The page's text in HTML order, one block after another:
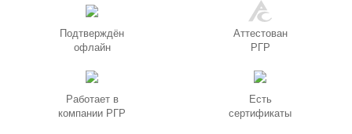
Подтверждён
офлайн
Аттестован
РГР
Работает в
компании РГР
Есть
сертификаты